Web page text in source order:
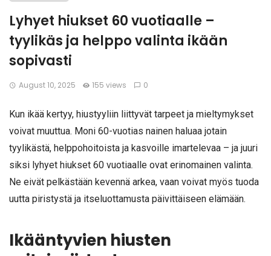
Lyhyet hiukset 60 vuotiaalle –
tyylikäs ja helppo valinta ikään
sopivasti
August 10, 2025 155 views 0
Kun ikää kertyy, hiustyyliin liittyvät tarpeet ja mieltymykset
voivat muuttua. Moni 60-vuotias nainen haluaa jotain
tyylikästä, helppohoitoista ja kasvoille imartelevaa – ja juuri
siksi lyhyet hiukset 60 vuotiaalle ovat erinomainen valinta.
Ne eivät pelkästään kevennä arkea, vaan voivat myös tuoda
uutta piristystä ja itseluottamusta päivittäiseen elämään.
Ikääntyvien hiusten